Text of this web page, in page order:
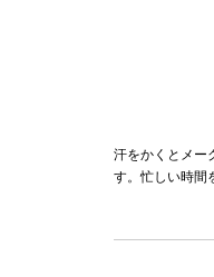
汗をかくとメー
す。忙しい時間